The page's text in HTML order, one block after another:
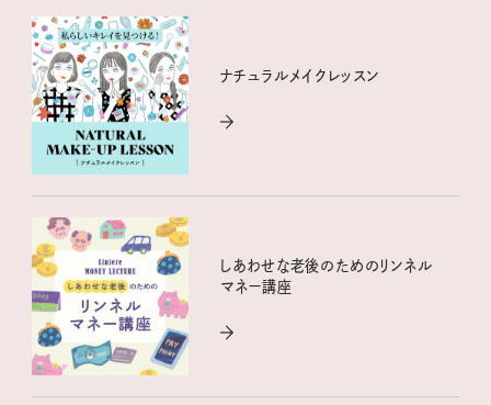
ナチュラルメイクレッスン
しあわせな老後のためのリンネル
マネー講座